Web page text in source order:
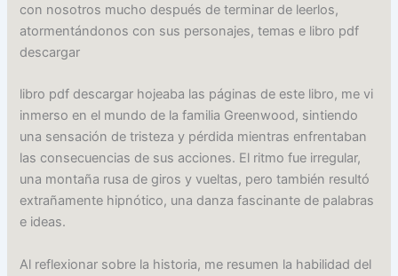
con nosotros mucho después de terminar de leerlos,
atormentándonos con sus personajes, temas e libro pdf
descargar
libro pdf descargar hojeaba las páginas de este libro, me vi
inmerso en el mundo de la familia Greenwood, sintiendo
una sensación de tristeza y pérdida mientras enfrentaban
las consecuencias de sus acciones. El ritmo fue irregular,
una montaña rusa de giros y vueltas, pero también resultó
extrañamente hipnótico, una danza fascinante de palabras
e ideas.
Al reflexionar sobre la historia, me resumen la habilidad del